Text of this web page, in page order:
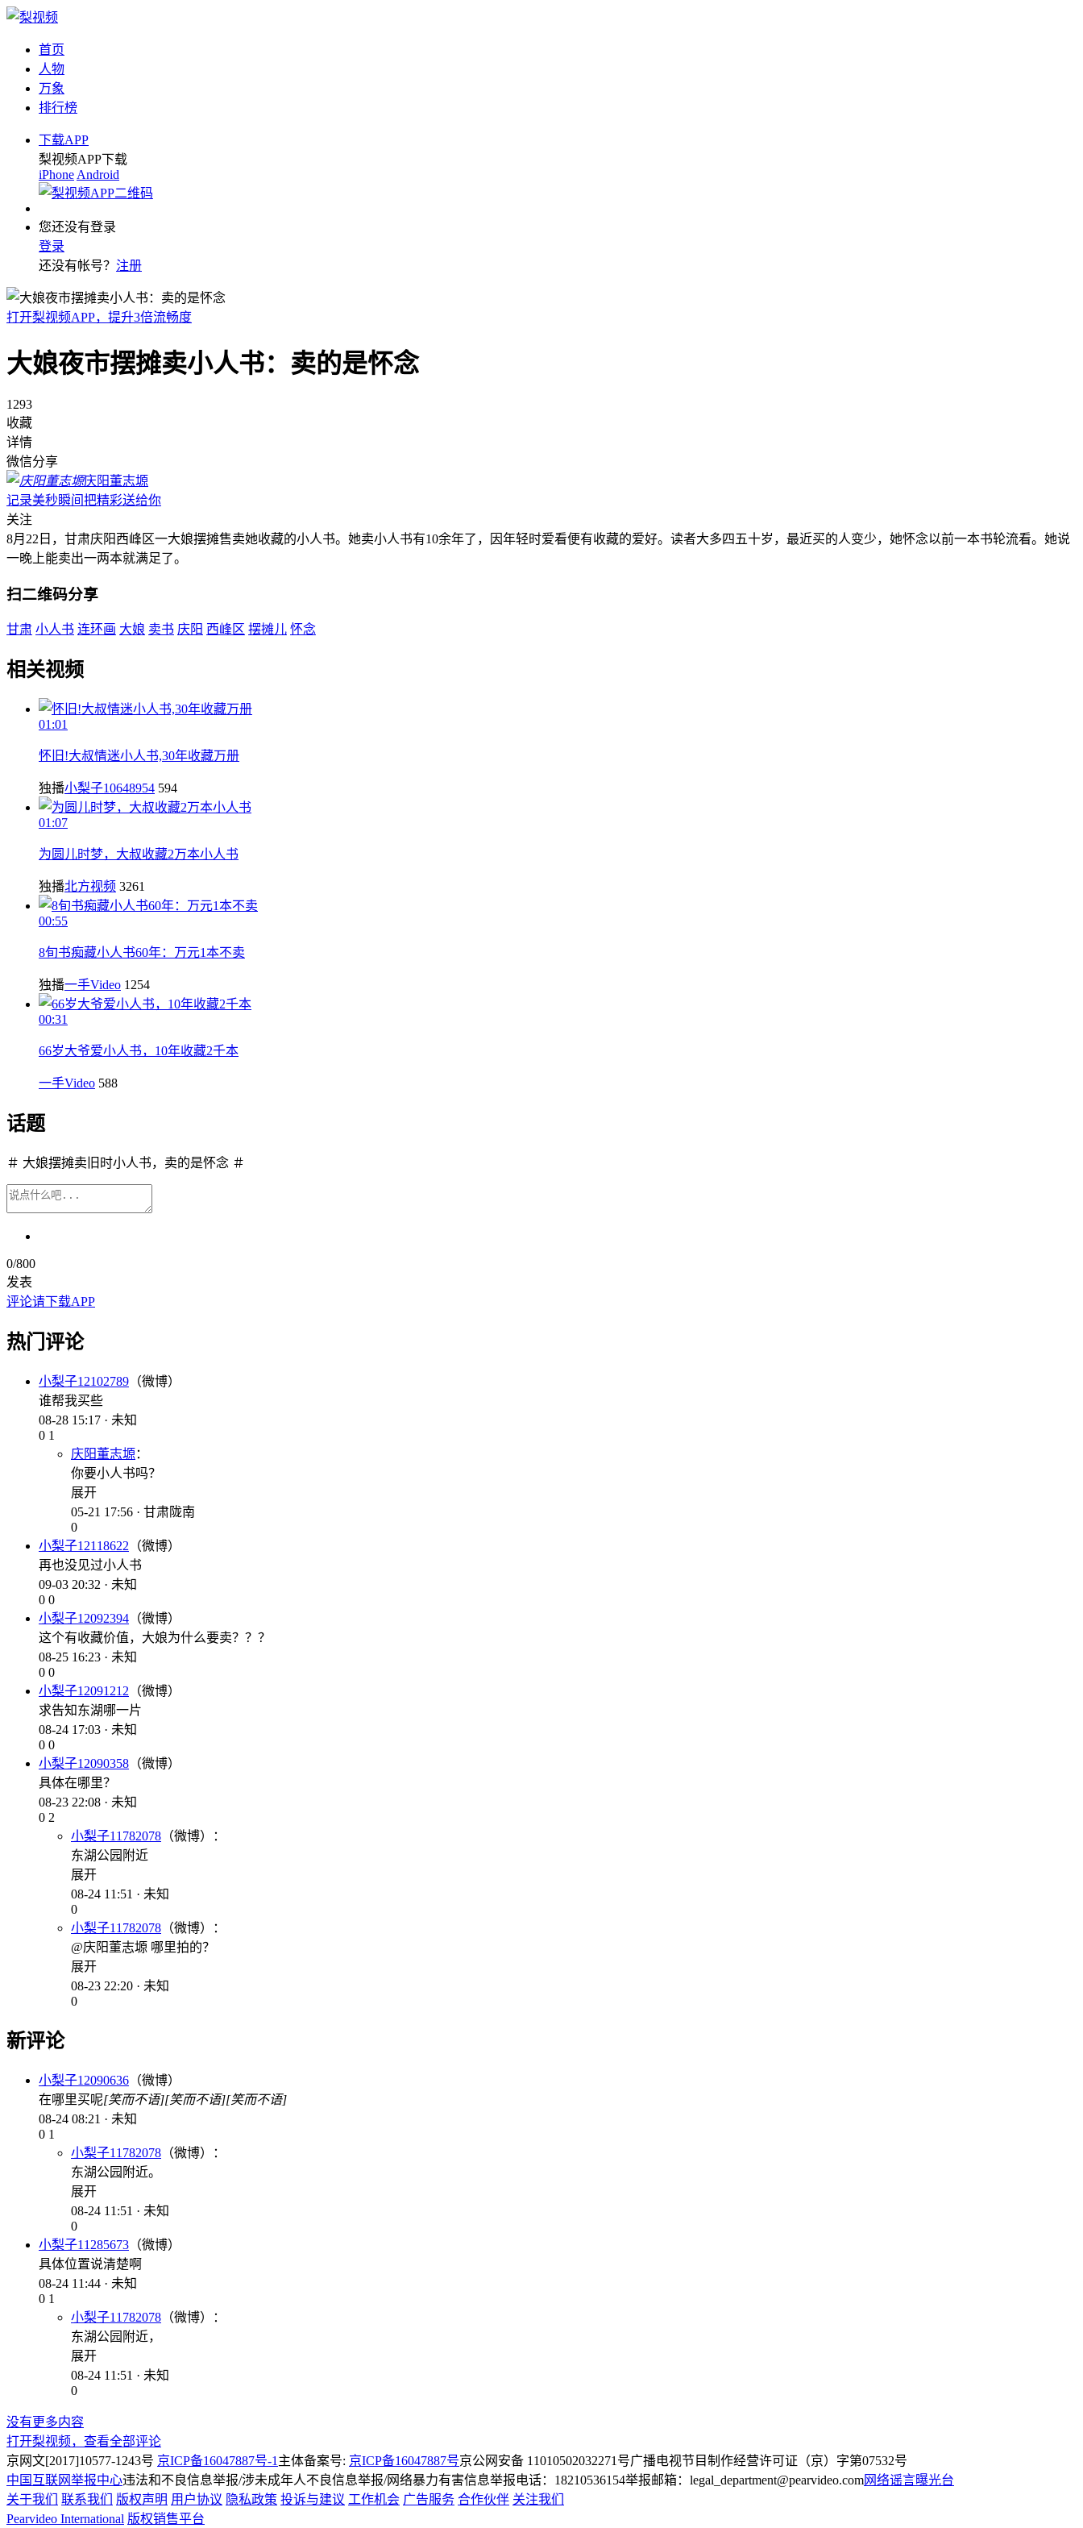
首页
人物
万象
排行榜
下载APP
梨视频APP下载
iPhone Android
您还没有登录
登录
还没有帐号？ 注册
打开梨视频APP，提升3倍流畅度
大娘夜市摆摊卖小人书：卖的是怀念
1293
收藏
详情
微信分享
庆阳董志塬
记录美秒瞬间把精彩送给你
关注
8月22日，甘肃庆阳西峰区一大娘摆摊售卖她收藏的小人书。她卖小人书有10余年了，因年轻时爱看便有收藏的爱好。读者大多四五十岁，最近买的人变少，她怀念以前一本书轮流看。她说
一晚上能卖出一两本就满足了。
扫二维码分享
甘肃 小人书 连环画 大娘 卖书 庆阳 西峰区 摆摊儿 怀念
相关视频
01:01
怀旧!大叔情迷小人书,30年收藏万册
独播小梨子10648954 594
01:07
为圆儿时梦，大叔收藏2万本小人书
独播北方视频 3261
00:55
8旬书痴藏小人书60年：万元1本不卖
独播一手Video 1254
00:31
66岁大爷爱小人书，10年收藏2千本
一手Video 588
话题
＃ 大娘摆摊卖旧时小人书，卖的是怀念 ＃
0/800
发表
评论请下载APP
热门评论
小梨子12102789 （微博）
谁帮我买些
08-28 15:17 · 未知
0 1
庆阳董志塬 ：
你要小人书吗？
展开
05-21 17:56 · 甘肃陇南
0
小梨子12118622 （微博）
再也没见过小人书
09-03 20:32 · 未知
0 0
小梨子12092394 （微博）
这个有收藏价值，大娘为什么要卖？？？
08-25 16:23 · 未知
0 0
小梨子12091212 （微博）
求告知东湖哪一片
08-24 17:03 · 未知
0 0
小梨子12090358 （微博）
具体在哪里？
08-23 22:08 · 未知
0 2
小梨子11782078 （微博）：
东湖公园附近
展开
08-24 11:51 · 未知
0
小梨子11782078 （微博）：
@庆阳董志塬 哪里拍的？
展开
08-23 22:20 · 未知
0
新评论
小梨子12090636 （微博）
在哪里买呢[笑而不语][笑而不语][笑而不语]
08-24 08:21 · 未知
0 1
小梨子11782078 （微博）：
东湖公园附近。
展开
08-24 11:51 · 未知
0
小梨子11285673 （微博）
具体位置说清楚啊
08-24 11:44 · 未知
0 1
小梨子11782078 （微博）：
东湖公园附近，
展开
08-24 11:51 · 未知
0
没有更多内容
打开梨视频，查看全部评论
京网文[2017]10577-1243号 京ICP备16047887号-1 主体备案号: 京ICP备16047887号京公网安备 11010502032271号广播电视节目制作经营许可证（京）字第07532号
中国互联网举报中心违法和不良信息举报/涉未成年人不良信息举报/网络暴力有害信息举报电话：18210536154举报邮箱：legal_department@pearvideo.com网络谣言曝光台
关于我们
联系我们 版权声明 用户协议 隐私政策 投诉与建议 工作机会 广告服务 合作伙伴 关注我们
Pearvideo International 版权销售平台